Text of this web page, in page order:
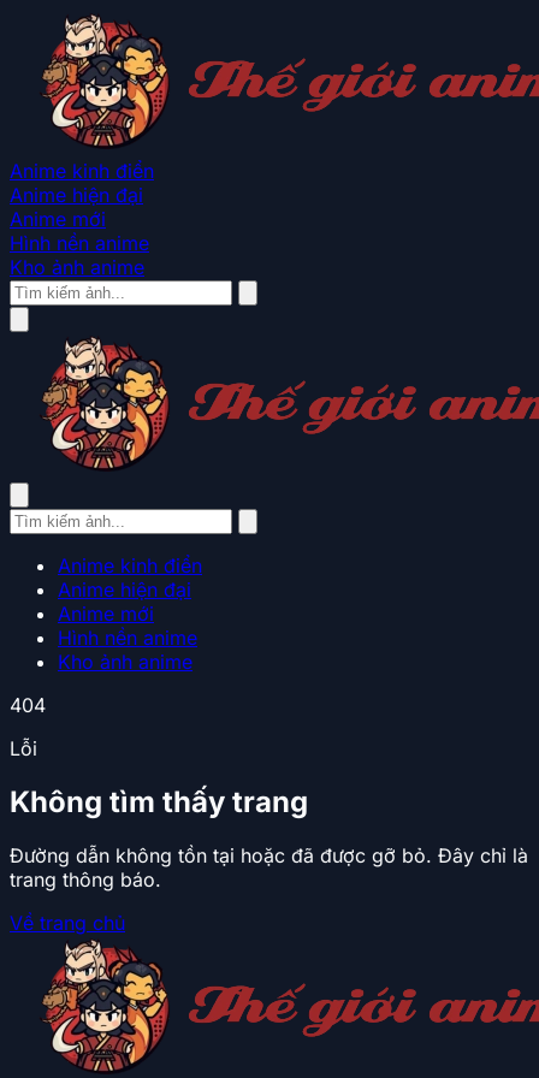
Anime kinh điển
Anime hiện đại
Anime mới
Hình nền anime
Kho ảnh anime
Anime kinh điển
Anime hiện đại
Anime mới
Hình nền anime
Kho ảnh anime
404
Lỗi
Không tìm thấy trang
Đường dẫn không tồn tại hoặc đã được gỡ bỏ. Đây chỉ là
trang thông báo.
Về trang chủ
Trang chủ
Khám phá sự nghiệp